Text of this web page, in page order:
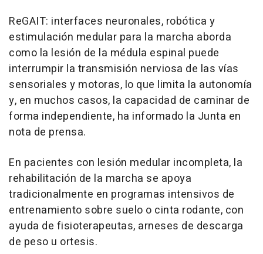
ReGAIT: interfaces neuronales, robótica y
estimulación medular para la marcha aborda
como la lesión de la médula espinal puede
interrumpir la transmisión nerviosa de las vías
sensoriales y motoras, lo que limita la autonomía
y, en muchos casos, la capacidad de caminar de
forma independiente, ha informado la Junta en
nota de prensa.
En pacientes con lesión medular incompleta, la
rehabilitación de la marcha se apoya
tradicionalmente en programas intensivos de
entrenamiento sobre suelo o cinta rodante, con
ayuda de fisioterapeutas, arneses de descarga
de peso u ortesis.